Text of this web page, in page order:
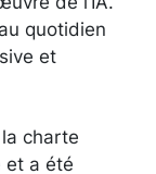
quotidien
et
charte
et a été